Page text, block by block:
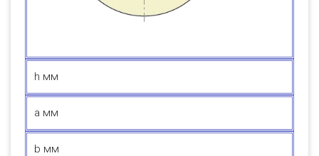
h мм
a мм
b мм